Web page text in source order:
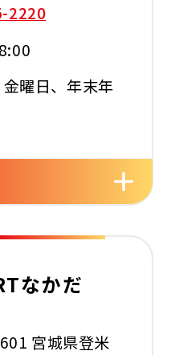
2220
曜日、年末年
なかだ
宮城県登米